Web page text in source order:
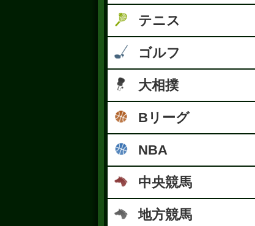
テニス
ゴルフ
大相撲
Bリーグ
NBA
中央競馬
地方競馬